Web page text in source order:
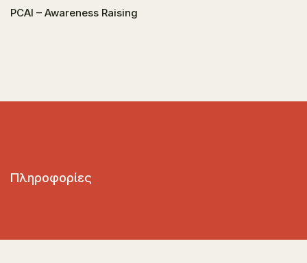
PCAI – Awareness Raising
Πληροφορίες